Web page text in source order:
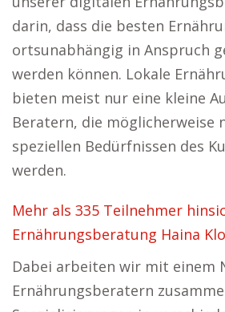
darin, dass die besten
ortsunabhängig in Anspruch
werden können. Lokale
bieten meist nur eine kleine
Beratern, die möglicherweise
speziellen Bedürfnissen des
werden.
Mehr als 335 Teilnehmer
Ernährungsberatung Haina
Dabei arbeiten wir mit einem
Ernährungsberatern